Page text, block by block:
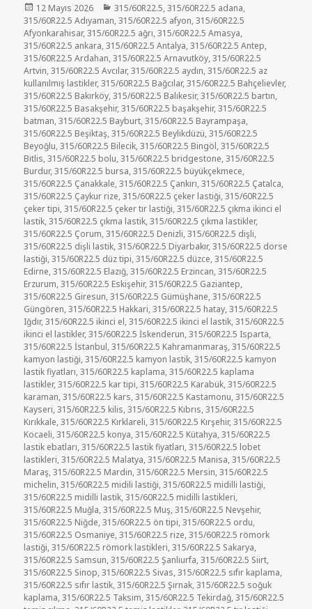
Yayın
tarihi
12 Mayıs 2026 Kategoriler
315/60R22.5 ,315/60R22.5 adana
315/60R22.5 Adıyaman ,315/60R22.5 afyon ,315/60R22.5
Afyonkarahisar,315/60R22.5 ağrı ,315/60R22.5 Amasya
315/60R22.5 ankara ,315/60R22.5 Antalya ,315/60R22.5 Antep
315/60R22.5 Ardahan ,315/60R22.5 Arnavutköy ,315/60R22.5
Artvin ,315/60R22.5 Avcılar,315/60R22.5 aydın ,315/60R22.5 az
kullanılmış lastikler,315/60R22.5 Bağcılar,315/60R22.5 Bahçelievler,
315/60R22.5 Bakırköy ,315/60R22.5 Balıkesir,315/60R22.5 bartın
315/60R22.5 Basakşehir,315/60R22.5 başakşehir,315/60R22.5
batman ,315/60R22.5 Bayburt ,315/60R22.5 Bayrampaşa
315/60R22.5 Beşiktaş ,315/60R22.5 Beylikdüzü ,315/60R22.5
Beyoğlu ,315/60R22.5 Bilecik ,315/60R22.5 Bingöl ,315/60R22.5
Bitlis ,315/60R22.5 bolu ,315/60R22.5 bridgestone ,315/60R22.5
Burdur,315/60R22.5 bursa ,315/60R22.5 büyükçekmece
315/60R22.5 Çanakkale ,315/60R22.5 Çankırı ,315/60R22.5 Çatalca
315/60R22.5 Çaykur rize ,315/60R22.5 çeker lastiği ,315/60R22.5
çeker tipi ,315/60R22.5 çeker tır lastiği ,315/60R22.5 çıkma ikinci el
lastik ,315/60R22.5 çıkma lastik ,315/60R22.5 çıkma lastikler,
315/60R22.5 Çorum ,315/60R22.5 Denizli ,315/60R22.5 dişli
315/60R22.5 dişli lastik ,315/60R22.5 Diyarbakır,315/60R22.5 dorse
lastiği ,315/60R22.5 düz tipi ,315/60R22.5 düzce ,315/60R22.5
Edirne ,315/60R22.5 Elazığ ,315/60R22.5 Erzincan ,315/60R22.5
Erzurum ,315/60R22.5 Eskişehir,315/60R22.5 Gaziantep
315/60R22.5 Giresun ,315/60R22.5 Gümüşhane ,315/60R22.5
Güngören ,315/60R22.5 Hakkari ,315/60R22.5 hatay ,315/60R22.5
Iğdır,315/60R22.5 ikinci el ,315/60R22.5 ikinci el lastik ,315/60R22.5
ikinci el lastikler,315/60R22.5 İskenderun ,315/60R22.5 Isparta
315/60R22.5 İstanbul ,315/60R22.5 Kahramanmaraş ,315/60R22.5
kamyon lastiği ,315/60R22.5 kamyon lastik ,315/60R22.5 kamyon
lastik fiyatları ,315/60R22.5 kaplama ,315/60R22.5 kaplama
lastikler,315/60R22.5 kar tipi ,315/60R22.5 Karabük ,315/60R22.5
karaman ,315/60R22.5 kars ,315/60R22.5 Kastamonu ,315/60R22.5
Kayseri ,315/60R22.5 kilis ,315/60R22.5 Kıbrıs ,315/60R22.5
Kırıkkale ,315/60R22.5 Kırklareli ,315/60R22.5 Kırşehir,315/60R22.5
Kocaeli ,315/60R22.5 konya ,315/60R22.5 Kütahya ,315/60R22.5
lastik ebatları ,315/60R22.5 lastik fiyatları ,315/60R22.5 lobet
lastikleri ,315/60R22.5 Malatya ,315/60R22.5 Manisa ,315/60R22.5
Maraş ,315/60R22.5 Mardin ,315/60R22.5 Mersin ,315/60R22.5
michelin ,315/60R22.5 midili lastiği ,315/60R22.5 midilli lastiği
315/60R22.5 midilli lastik ,315/60R22.5 midilli lastikleri
315/60R22.5 Muğla ,315/60R22.5 Muş ,315/60R22.5 Nevşehir,
315/60R22.5 Niğde ,315/60R22.5 ön tipi ,315/60R22.5 ordu
315/60R22.5 Osmaniye ,315/60R22.5 rize ,315/60R22.5 römork
lastiği ,315/60R22.5 römork lastikleri ,315/60R22.5 Sakarya
315/60R22.5 Samsun ,315/60R22.5 Şanlıurfa ,315/60R22.5 Siirt
315/60R22.5 Sinop ,315/60R22.5 Sivas ,315/60R22.5 sıfır kaplama
315/60R22.5 sıfır lastik ,315/60R22.5 Şırnak ,315/60R22.5 soğuk
kaplama ,315/60R22.5 Taksim ,315/60R22.5 Tekirdağ ,315/60R22.5